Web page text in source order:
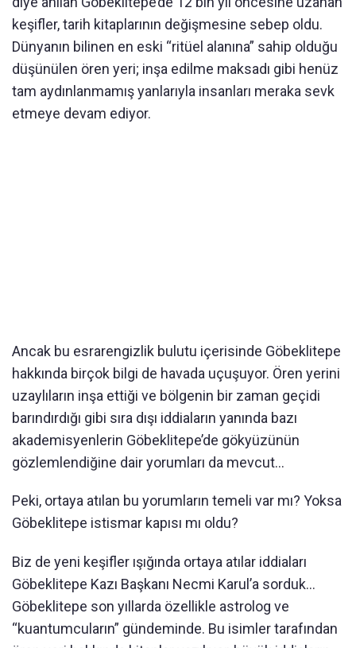
keşifler, tarih kitaplarının değişmesine sebep oldu.
Dünyanın bilinen en eski “ritüel alanına” sahip olduğu
düşünülen ören yeri; inşa edilme maksadı gibi henüz
tam aydınlanmamış yanlarıyla insanları meraka sevk
etmeye devam ediyor.
Ancak bu esrarengizlik bulutu içerisinde Göbeklitepe
hakkında birçok bilgi de havada uçuşuyor. Ören yerini
uzaylıların inşa ettiği ve bölgenin bir zaman geçidi
barındırdığı gibi sıra dışı iddiaların yanında bazı
akademisyenlerin Göbeklitepe’de gökyüzünün
gözlemlendiğine dair yorumları da mevcut…
Peki, ortaya atılan bu yorumların temeli var mı? Yoksa
Göbeklitepe istismar kapısı mı oldu?
Biz de yeni keşifler ışığında ortaya atılar iddiaları
Göbeklitepe Kazı Başkanı Necmi Karul’a sorduk...
Göbeklitepe son yıllarda özellikle astrolog ve
“kuantumcuların” gündeminde. Bu isimler tarafından